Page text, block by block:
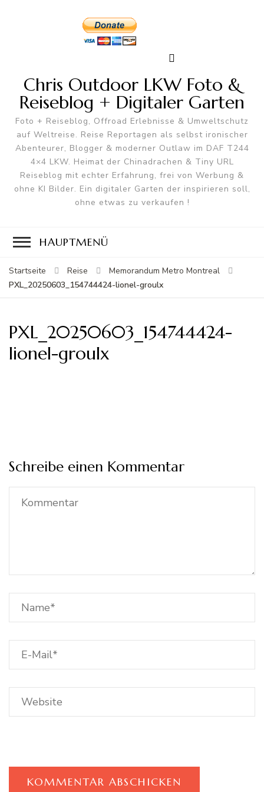
Chris Outdoor LKW Foto &
Reiseblog + Digitaler Garten
Foto + Reiseblog, Offroad Erlebnisse & Umweltschutz
auf Weltreise. Reise Reportagen als selbst ironischer
Abenteurer, Blogger & moderner Outlaw im DAF T244
4×4 LKW. Heimat der Chinadrachen & Tiny URL
Reiseblog mit echter Erfahrung, frei von Werbung &
ohne KI Bilder. Ein digitaler Garten der inspirieren soll,
ohne etwas zu verkaufen !
HAUPTMENÜ
Startseite Reise
Memorandum Metro Montreal
PXL_20250603_154744424-lionel-groulx
PXL_20250603_154744424-
lionel-groulx
Schreibe einen Kommentar